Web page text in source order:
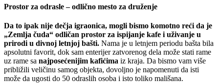
Prostor za odrasle – odlično mesto za druženje
Da to ipak nije dečja igraonica, mogli bismo komotno reći da je
„Zemlja čuda“ odličan prostor za ispijanje kafe i uživanje u
prirodi u divnoj letnjoj bašti. Nama je u letnjem periodu bašta bila
apsolutni favorit, dok sam enterijer zatvorenog dela može stati rame
uz rame sa najposećenijim kafićima iz kraja. Da bismo vam više
približili veličinu samog objekta, dovoljno je napomenuti da isti
može da ugosti do 50 odraslih osoba i isto toliko mališana.